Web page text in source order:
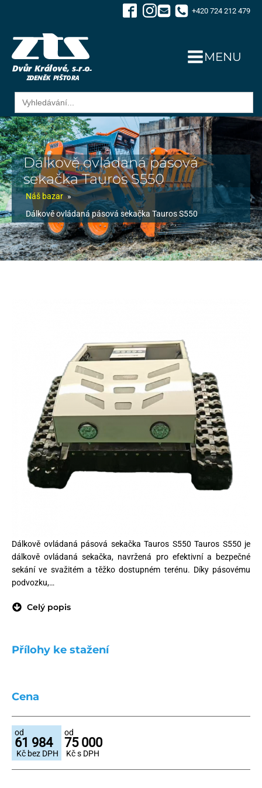
+420 724 212 479
MENU
Search
for:
Dálkově ovládaná pásová
sekačka Tauros S550
Náš bazar »
Dálkově ovládaná pásová sekačka Tauros S550
Dálkově ovládaná pásová sekačka Tauros S550 Tauros S550 je
dálkově ovládaná sekačka, navržená pro efektivní a bezpečné
sekání ve svažitém a těžko dostupném terénu. Díky pásovému
podvozku,…
Celý popis
Přílohy ke stažení
Cena
od
61 984
Kč bez DPH
od
75 000
Kč s DPH